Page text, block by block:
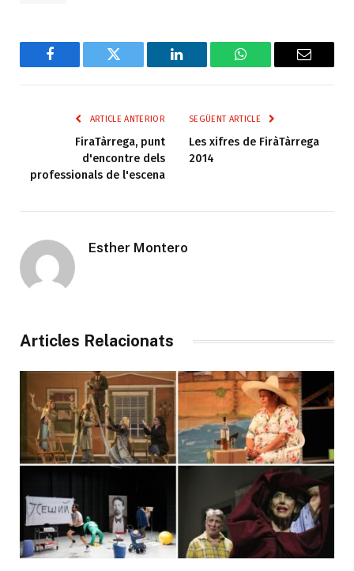
Facebook Twitter LinkedIn WhatsAppEmail
ARTICLE ANTERIOR
FiraTàrrega, punt
d'encontre dels
professionals de l'escena
SEGÜENT ARTICLE
Les xifres de FiràTàrrega
2014
Esther Montero
Articles Relacionats